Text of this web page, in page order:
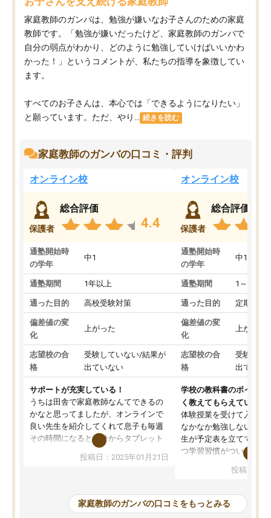
家庭教師のガンバは、勉強が嫌いなお子さんのための家庭
教師です。「勉強が嫌いだったけど、家庭教師のガンバで
自分の弱点がわかり、どのように勉強していけばいいかわ
かった！」というコメントが、私たちの指導を象徴してい
ます。
すべてのお子さんは、本心では「できるようになりたい」
と願っています。ただ、やり...
続きを読む
家庭教師のガンバの口コミ・評判
オンライン校
保護者
総合評価
4.4
通塾開始時
の学年
中1
通塾期間 1年以上
通った目的 高校受験対策
偏差値の変
化
上がった
志望校の合
格
受験していない/結果が
出ていない
サポートが充実している！
うちは田舎で家庭教師なんてできるの
かなと思ってましたが、オンラインで
良い先生を紹介してくれて息子も毎週
その時間になると自分からタブレット
を開いてzoomを繋げるようになりまし
た！5科目なんでもOKなのもとても気
めて1年ほどだった今では平均点以上の
科目が増えてきました！あと1年受験ま
投稿日：2025年01月21日
オンライン校
保護者
総合評価
通塾開始時
の学年
中1
通塾期間 1～3ヵ月
通った目的 定期テス
偏差値の変
化
上がった
志望校の合
格
受験して
出ていな
学校の教科書のポイント
く教えてもらえている
体験授業を受けて入塾し
なかなか勉強しない息子
生が予定表を立ててくれ
つ学習習慣がついてきま
指導が無い日も予定表
問できるのでとても助か
投稿日：
家庭教師のガンバの口コミをもっとみる